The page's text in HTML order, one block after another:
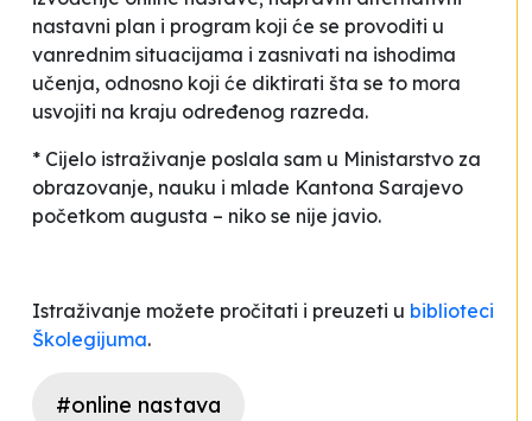
nastavni plan i program koji će se provoditi u
vanrednim situacijama i zasnivati na ishodima
učenja, odnosno koji će diktirati šta se to mora
usvojiti na kraju određenog razreda.
* Cijelo istraživanje poslala sam u Ministarstvo za
obrazovanje, nauku i mlade Kantona Sarajevo
početkom augusta – niko se nije javio.
Istraživanje možete pročitati i preuzeti u biblioteci
Školegijuma.
#online nastava